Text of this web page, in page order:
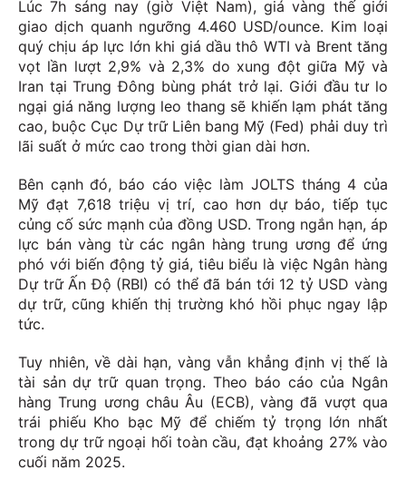
Lúc 7h sáng nay (giờ Việt Nam), giá vàng thế giới
giao dịch quanh ngưỡng 4.460 USD/ounce. Kim loại
quý chịu áp lực lớn khi giá dầu thô WTI và Brent tăng
vọt lần lượt 2,9% và 2,3% do xung đột giữa Mỹ và
Iran tại Trung Đông bùng phát trở lại. Giới đầu tư lo
ngại giá năng lượng leo thang sẽ khiến lạm phát tăng
cao, buộc Cục Dự trữ Liên bang Mỹ (Fed) phải duy trì
lãi suất ở mức cao trong thời gian dài hơn.
Bên cạnh đó, báo cáo việc làm JOLTS tháng 4 của
Mỹ đạt 7,618 triệu vị trí, cao hơn dự báo, tiếp tục
củng cố sức mạnh của đồng USD. Trong ngắn hạn, áp
lực bán vàng từ các ngân hàng trung ương để ứng
phó với biến động tỷ giá, tiêu biểu là việc Ngân hàng
Dự trữ Ấn Độ (RBI) có thể đã bán tới 12 tỷ USD vàng
dự trữ, cũng khiến thị trường khó hồi phục ngay lập
tức.
Tuy nhiên, về dài hạn, vàng vẫn khẳng định vị thế là
tài sản dự trữ quan trọng. Theo báo cáo của Ngân
hàng Trung ương châu Âu (ECB), vàng đã vượt qua
trái phiếu Kho bạc Mỹ để chiếm tỷ trọng lớn nhất
trong dự trữ ngoại hối toàn cầu, đạt khoảng 27% vào
cuối năm 2025.